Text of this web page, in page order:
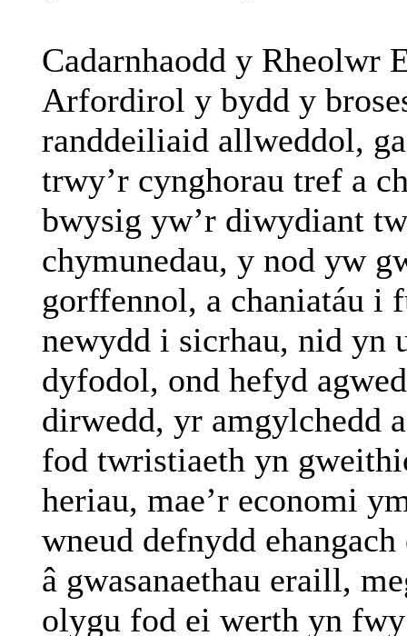
Cadarnhaodd y Rheolwr
Arfordirol y bydd y
randdeiliaid allweddol,
trwy’r cynghorau tref a
bwysig yw’r diwydiant
chymunedau, y nod yw
gorffennol, a chaniatáu i
newydd i sicrhau, nid yn
dyfodol, ond hefyd
dirwedd, yr amgylchedd
fod twristiaeth yn
heriau, mae’r economi
wneud defnydd
â gwasanaethau eraill,
olygu fod ei werth yn fwy